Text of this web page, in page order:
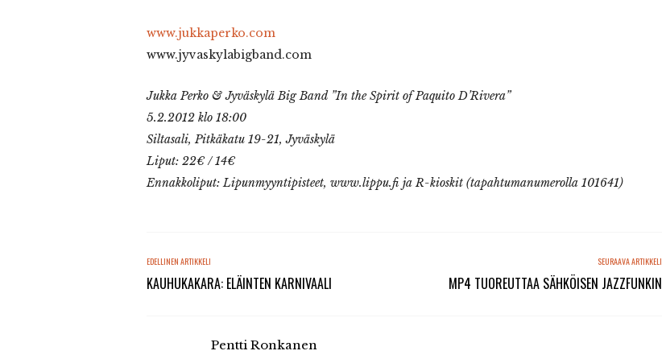
www.jukkaperko.com
www.jyvaskylabigband.com
Jukka Perko & Jyväskylä Big Band ”In the Spirit of Paquito D’Rivera”
5.2.2012 klo 18:00
Siltasali, Pitkäkatu 19-21, Jyväskylä
Liput: 22€ / 14€
Ennakkoliput: Lipunmyyntipisteet, www.lippu.fi ja R-kioskit (tapahtumanumerolla 101641)
EDELLINEN ARTIKKELI
KAUHUKAKARA: ELÄINTEN KARNIVAALI
SEURAAVA ARTIKKELI
MP4 TUOREUTTAA SÄHKÖISEN JAZZFUNKIN
Pentti Ronkanen